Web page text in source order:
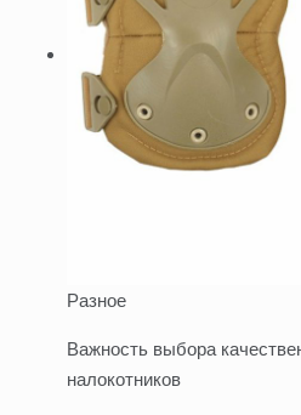
Разное
Важность выбора
налокотников